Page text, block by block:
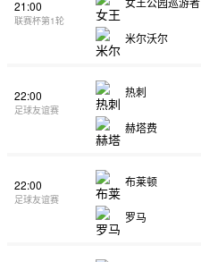
21:00
联赛杯第1轮
米尔沃尔
22:00
足球友谊赛
热刺
赫塔费
22:00
足球友谊赛
布莱顿
罗马